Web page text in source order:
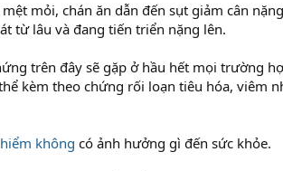
mỏi, chán ăn dẫn đến sụt giảm cân
từ lâu và đang tiến triển nặng lên.
trên đây sẽ gặp ở hầu hết mọi trường
kèm theo chứng rối loạn tiêu hóa, viêm
không có ảnh hưởng gì đến sức khỏe.